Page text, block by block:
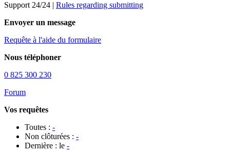
Support 24/24 | Rules regarding submitting
Envoyer un message
Requête à l'aide du formulaire
Nous téléphoner
0 825 300 230
Forum
Vos requêtes
Toutes : -
Non clôturées : -
Dernière : le -